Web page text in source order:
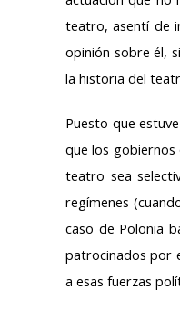
teatro, asentí de
opinión sobre él,
la historia del
Puesto que
que los gobiernos
teatro sea
regímenes
caso de Polonia
patrocinados por
a esas fuerzas